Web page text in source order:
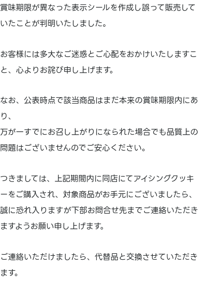
賞味期限が異なった表示シールを作成し誤って販売して
いたことが判明いたしました。
お客様には多大なご迷惑とご心配をおかけいたしますこ
と、心よりお詫び申し上げます。
なお、公表時点で該当商品はまだ本来の賞味期限内にあ
り、
万が一すでにお召し上がりになられた場合でも品質上の
問題はございませんのでご安心ください。
つきましては、上記期間内に同店にてアイシングクッキ
ーをご購入され、対象商品がお手元にございましたら、
誠に恐れ入りますが下部お問合せ先までご連絡いただき
ますようお願い申し上げます。
ご連絡いただけましたら、代替品と交換させていただき
ます。